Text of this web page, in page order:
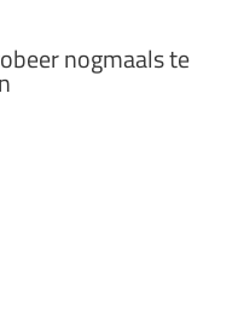
nogmaals te